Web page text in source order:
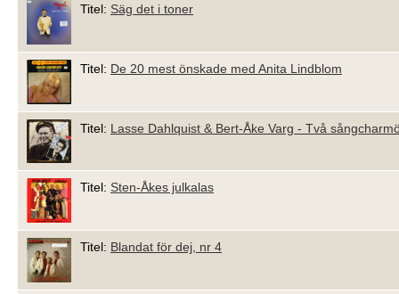
Titel: Säg det i toner
Titel: De 20 mest önskade med Anita Lindblom
Titel: Lasse Dahlquist & Bert-Åke Varg - Två
Titel: Sten-Åkes julkalas
Titel: Blandat för dej, nr 4